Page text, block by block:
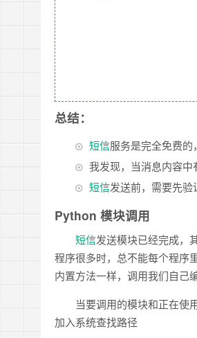
总结：
短信服务是完全免费
我发现，当消息内容中
短信发送前，需要先
Python 模块调用
短信发送模块已经完成，
程序很多时，总不能每个程序
内置方法一样，调用我们自己
当要调用的模块和正在使
加入系统查找路径